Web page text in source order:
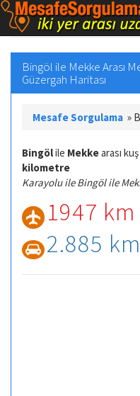
Bingöl ile Mekke Arası
Güzergah Haritası
Mesafe Sorgulama »
Bingölile Mekkearası
kilometre
Karayolu ile Bingöl ile
1947 km
2.885 km